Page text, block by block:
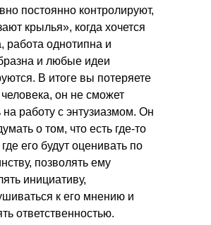
постоянно контролируют,
крылья», когда хочется
работа однотипна и
и любые идеи
В итоге вы потеряете
человека, он не сможет
на работу с энтузиазмом. Он
о том, что есть где-то
его будут оценивать по
позволять ему
инициативу,
к его мнению и
ответственностью.